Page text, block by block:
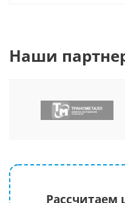
Наши
Рассчитаем